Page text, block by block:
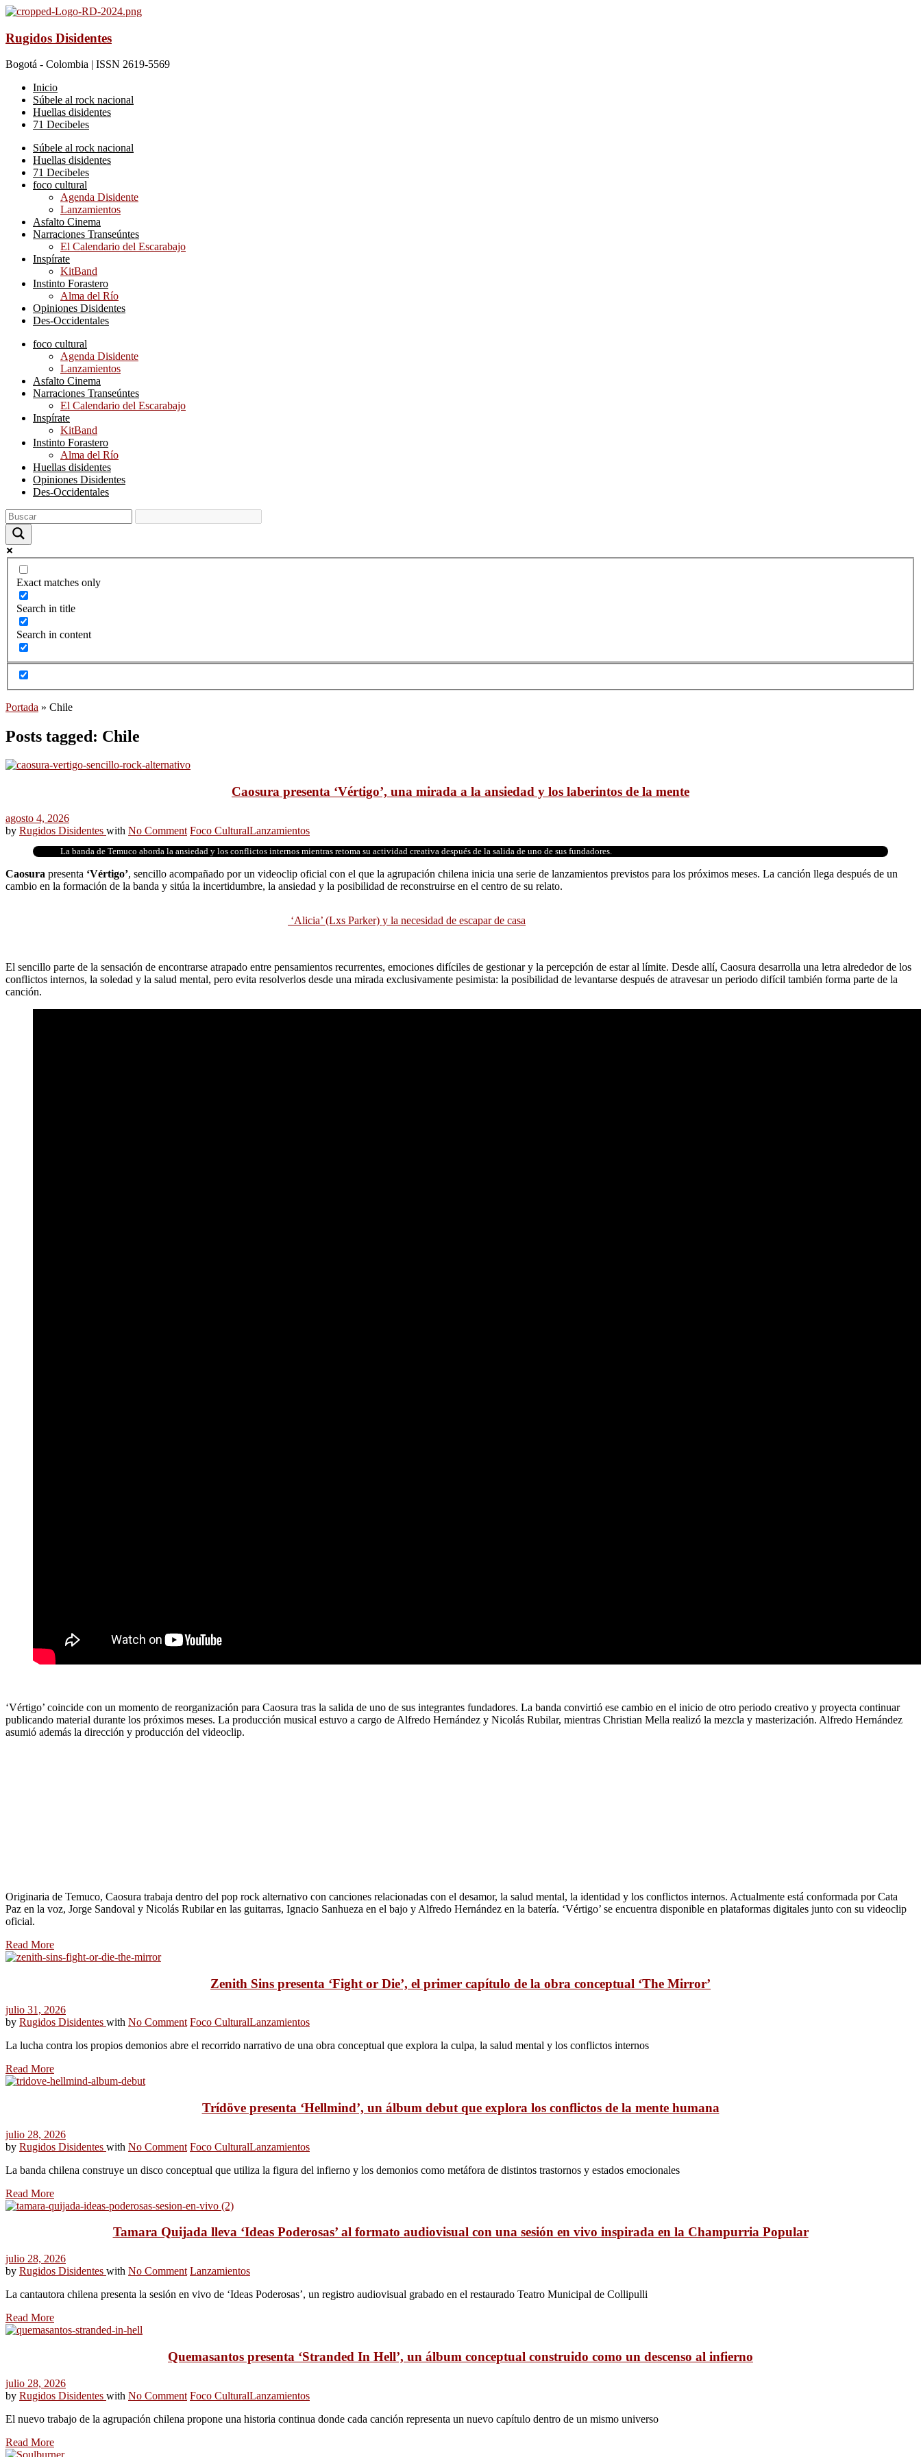
Rugidos Disidentes
Bogotá - Colombia | ISSN 2619-5569
Inicio
Súbele al rock nacional
Huellas disidentes
71 Decibeles
Súbele al rock nacional
Huellas disidentes
71 Decibeles
foco cultural
Agenda Disidente
Lanzamientos
Asfalto Cinema
Narraciones Transeúntes
El Calendario del Escarabajo
Inspírate
KitBand
Instinto Forastero
Alma del Río
Opiniones Disidentes
Des-Occidentales
foco cultural
Agenda Disidente
Lanzamientos
Asfalto Cinema
Narraciones Transeúntes
El Calendario del Escarabajo
Inspírate
KitBand
Instinto Forastero
Alma del Río
Huellas disidentes
Opiniones Disidentes
Des-Occidentales
Exact matches only
Search in title
Search in content
Portada » Chile
Posts tagged: Chile
Caosura presenta ‘Vértigo’, una mirada a la ansiedad y los laberintos de la mente
agosto 4, 2026
by Rugidos Disidentes with No Comment Foco CulturalLanzamientos
La banda de Temuco aborda la ansiedad y los conflictos internos mientras retoma su actividad creativa después de la salida de uno de sus fundadores.
Caosura presenta ‘Vértigo’, sencillo acompañado por un videoclip oficial con el que la agrupación chilena inicia una serie de lanzamientos previstos para los próximos meses. La canción llega después de un
cambio en la formación de la banda y sitúa la incertidumbre, la ansiedad y la posibilidad de reconstruirse en el centro de su relato.
‘Alicia’ (Lxs Parker) y la necesidad de escapar de casa
El sencillo parte de la sensación de encontrarse atrapado entre pensamientos recurrentes, emociones difíciles de gestionar y la percepción de estar al límite. Desde allí, Caosura desarrolla una letra alrededor de los
conflictos internos, la soledad y la salud mental, pero evita resolverlos desde una mirada exclusivamente pesimista: la posibilidad de levantarse después de atravesar un periodo difícil también forma parte de la
canción.
‘Vértigo’ coincide con un momento de reorganización para Caosura tras la salida de uno de sus integrantes fundadores. La banda convirtió ese cambio en el inicio de otro periodo creativo y proyecta continuar
publicando material durante los próximos meses. La producción musical estuvo a cargo de Alfredo Hernández y Nicolás Rubilar, mientras Christian Mella realizó la mezcla y masterización. Alfredo Hernández
asumió además la dirección y producción del videoclip.
Originaria de Temuco, Caosura trabaja dentro del pop rock alternativo con canciones relacionadas con el desamor, la salud mental, la identidad y los conflictos internos. Actualmente está conformada por Cata
Paz en la voz, Jorge Sandoval y Nicolás Rubilar en las guitarras, Ignacio Sanhueza en el bajo y Alfredo Hernández en la batería. ‘Vértigo’ se encuentra disponible en plataformas digitales junto con su videoclip
oficial.
Read More
Zenith Sins presenta ‘Fight or Die’, el primer capítulo de la obra conceptual ‘The Mirror’
julio 31, 2026
by Rugidos Disidentes with No Comment Foco CulturalLanzamientos
La lucha contra los propios demonios abre el recorrido narrativo de una obra conceptual que explora la culpa, la salud mental y los conflictos internos
Read More
Trídöve presenta ‘Hellmind’, un álbum debut que explora los conflictos de la mente humana
julio 28, 2026
by Rugidos Disidentes with No Comment Foco CulturalLanzamientos
La banda chilena construye un disco conceptual que utiliza la figura del infierno y los demonios como metáfora de distintos trastornos y estados emocionales
Read More
Tamara Quijada lleva ‘Ideas Poderosas’ al formato audiovisual con una sesión en vivo inspirada en la Champurria Popular
julio 28, 2026
by Rugidos Disidentes with No Comment Lanzamientos
La cantautora chilena presenta la sesión en vivo de ‘Ideas Poderosas’, un registro audiovisual grabado en el restaurado Teatro Municipal de Collipulli
Read More
Quemasantos presenta ‘Stranded In Hell’, un álbum conceptual construido como un descenso al infierno
julio 28, 2026
by Rugidos Disidentes with No Comment Foco CulturalLanzamientos
El nuevo trabajo de la agrupación chilena propone una historia continua donde cada canción representa un nuevo capítulo dentro de un mismo universo
Read More